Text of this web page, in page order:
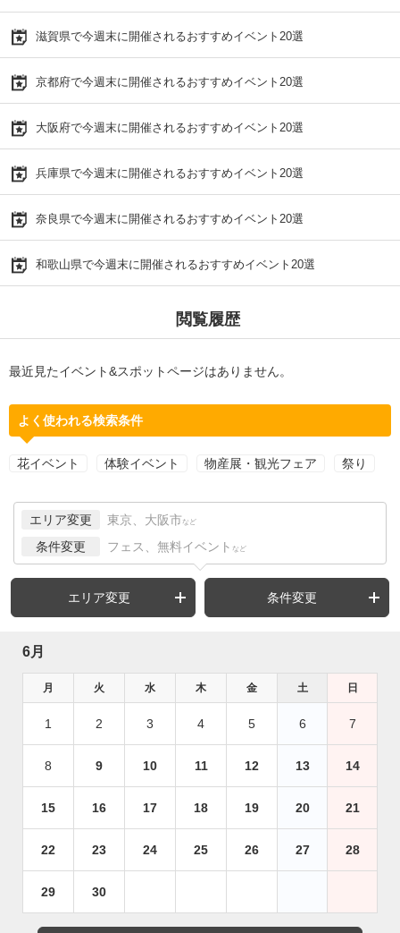
滋賀県で今週末に開催されるおすすめイベント20選
京都府で今週末に開催されるおすすめイベント20選
大阪府で今週末に開催されるおすすめイベント20選
兵庫県で今週末に開催されるおすすめイベント20選
奈良県で今週末に開催されるおすすめイベント20選
和歌山県で今週末に開催されるおすすめイベント20選
閲覧履歴
最近見たイベント&スポットページはありません。
よく使われる検索条件
花イベント 体験イベント 物産展・観光フェア 祭り
エリア変更 東京、大阪市 など
条件変更 フェス、無料イベント など
エリア変更 条件変更
6月
月 火 水 木 金 土 日
1 2 3 4 5 6 7
8 9 10 11 12 13 14
15 16 17 18 19 20 21
22 23 24 25 26 27 28
29 30